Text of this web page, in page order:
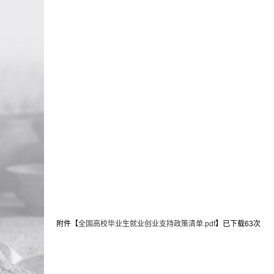
附件【全国高校毕业生就业创业支持政策清单.pdf】已下载63次